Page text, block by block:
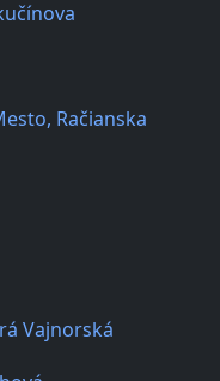
Račianska
Vajnorská